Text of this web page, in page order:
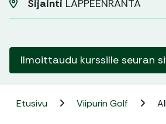
Sijainti LAPPEENRANTA
Ilmoittaudu kurssille seuran
Etusivu Viipurin Golf